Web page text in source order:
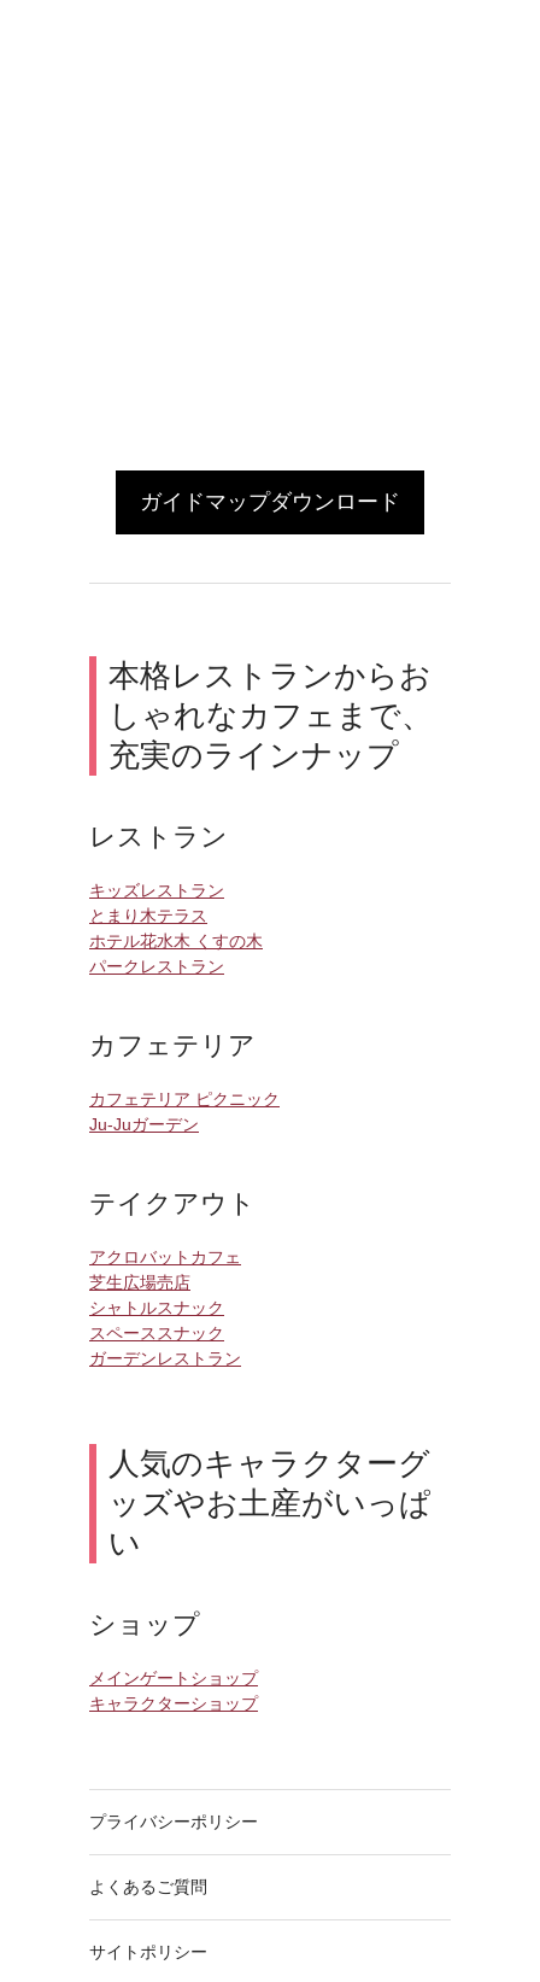
ガイドマップダウンロード
本格レストランからお
しゃれなカフェまで、
充実のラインナップ
レストラン
キッズレストラン
とまり木テラス
ホテル花水木 くすの木
パークレストラン
カフェテリア
カフェテリア ピクニック
Ju-Juガーデン
テイクアウト
アクロバットカフェ
芝生広場売店
シャトルスナック
スペーススナック
ガーデンレストラン
人気のキャラクターグ
ッズやお土産がいっぱ
い
ショップ
メインゲートショップ
キャラクターショップ
プライバシーポリシー
よくあるご質問
サイトポリシー